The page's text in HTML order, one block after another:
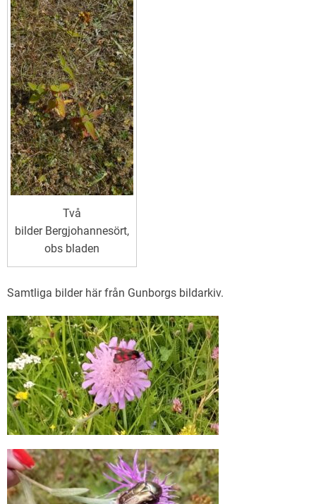
Två
bilder Bergjohannesört,
obs bladen
Samtliga bilder här från Gunborgs bildarkiv.